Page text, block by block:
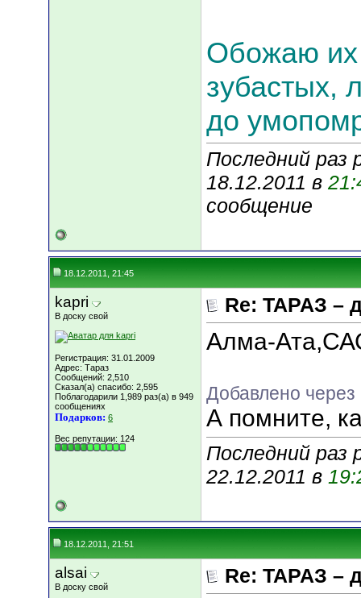
Обожаю их
зубастых,
до
Последний раз
18.12.2011 в
сообщение
18.12.2011, 21:45
kapri
В доску свой
Регистрация: 31.01.2009
Адрес: Тараз
Сообщений: 2,510
Сказал(а) спасибо: 2,595
Поблагодарили 1,989 раз(а) в 949
сообщениях
Подарков: 6
Вес репутации: 124
Re: ТАРАЗ –
Алма-
Добавлено
А помните,
Последний раз
22.12.2011 в
18.12.2011, 21:51
alsai
В доску свой Re: ТАРАЗ –